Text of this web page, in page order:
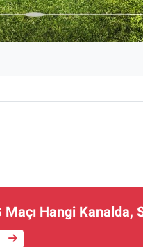
Maçı Hangi Kanalda,